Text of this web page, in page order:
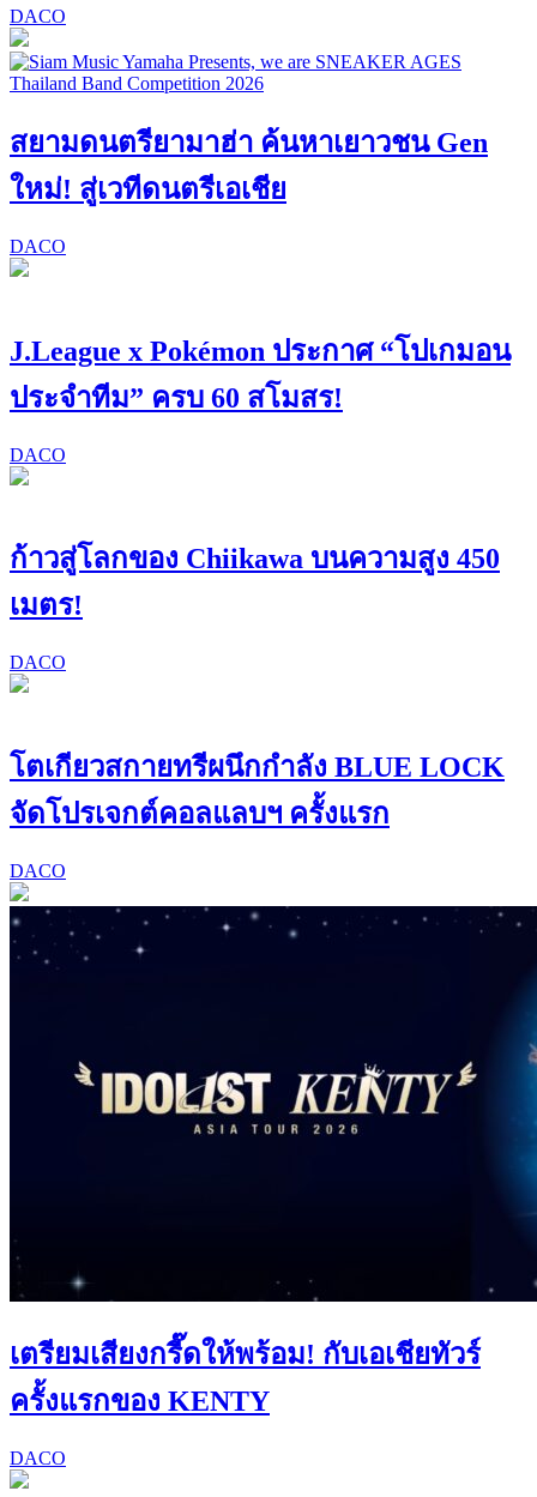
DACO
สยามดนตรียามาฮ่า ค้นหาเยาวชน Gen
ใหม่! สู่เวทีดนตรีเอเชีย
DACO
J.League x Pokémon ประกาศ “โปเกมอน
ประจำทีม” ครบ 60 สโมสร!
DACO
ก้าวสู่โลกของ Chiikawa บนความสูง 450
เมตร!
DACO
โตเกียวสกายทรีผนึกกำลัง BLUE LOCK
จัดโปรเจกต์คอลแลบฯ ครั้งแรก
DACO
เตรียมเสียงกรี๊ดให้พร้อม! กับเอเชียทัวร์
ครั้งแรกของ KENTY
DACO